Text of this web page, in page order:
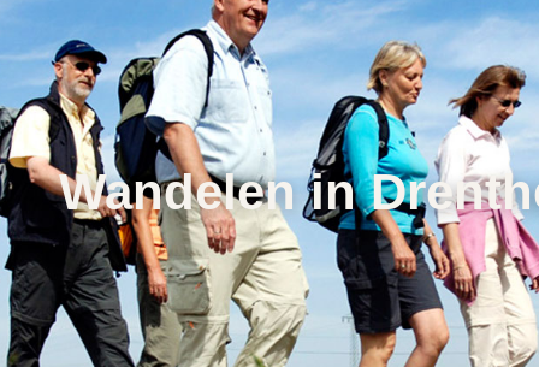
Wandelen in